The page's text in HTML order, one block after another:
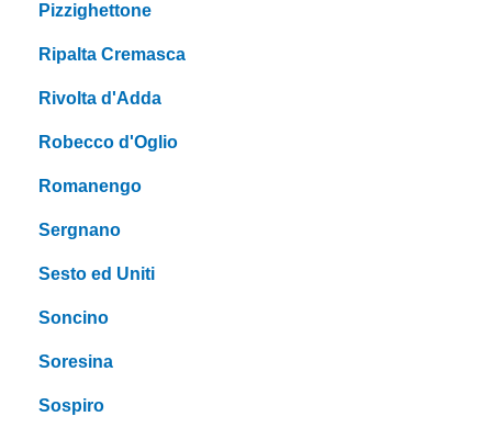
Pizzighettone
Ripalta Cremasca
Rivolta d'Adda
Robecco d'Oglio
Romanengo
Sergnano
Sesto ed Uniti
Soncino
Soresina
Sospiro